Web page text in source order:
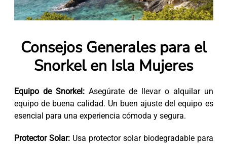
Consejos Generales para el
Snorkel en Isla Mujeres
Equipo de Snorkel:Asegúrate de llevar o alquilar un
equipo de buena calidad. Un buen ajuste del equipo es
esencial para una experiencia cómoda y segura.
Protector Solar:Usa protector solar biodegradable para